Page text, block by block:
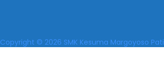
Copyright © 2026 SMK Kesuma Margoyoso Pati